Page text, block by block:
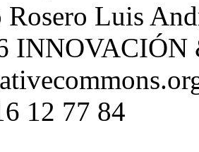
Rosero Luis
INNOVACIÓN
12 77 84